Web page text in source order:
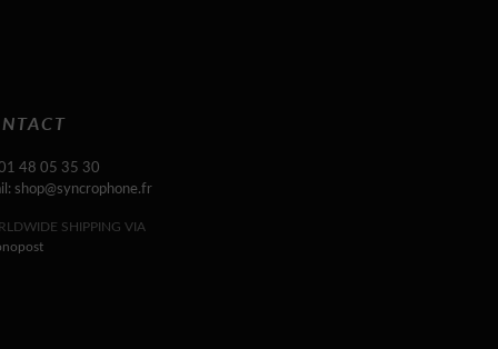
48 05 35 30
shop@syncrophone.fr
SHIPPING VIA